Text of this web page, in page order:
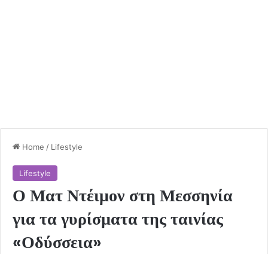
Home / Lifestyle
Lifestyle
Ο Ματ Ντέιμον στη Μεσσηνία
για τα γυρίσματα της ταινίας
«Οδύσσεια»